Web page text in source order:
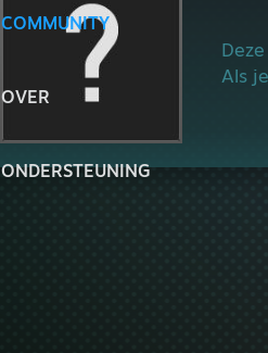
COMMUNITY
OVER
ONDERSTEUNING
Als